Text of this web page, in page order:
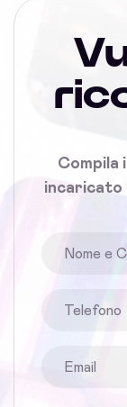
Compila
incaricato